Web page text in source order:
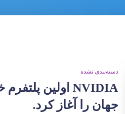
دسته‌بندی نشده
جهان را آغاز کرد.